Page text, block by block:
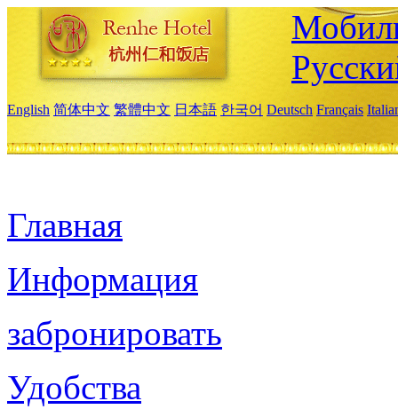
English 简体中文 繁體中文 日本語 한국어 Deutsch Français
Главная
Информация
забронировать
Удобства